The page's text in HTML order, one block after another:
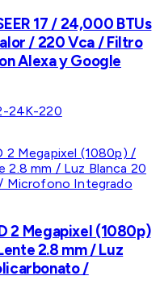
17 / 24,000 BTUs
/ 220 Vca / Filtro
Alexa y Google
24K-220
2 Megapixel (1080p)
2.8 mm / Luz
/